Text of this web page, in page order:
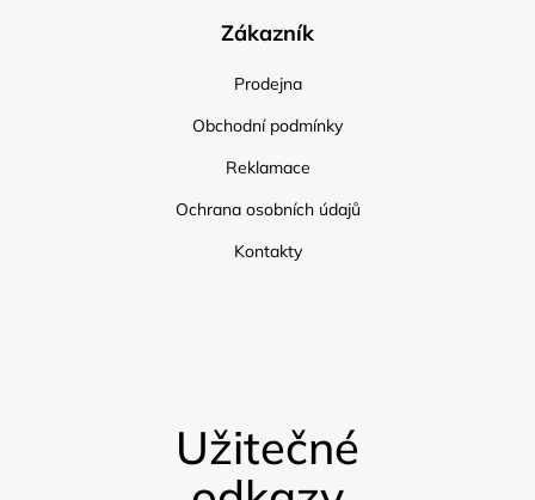
Zákazník
Prodejna
Obchodní podmínky
Reklamace
Ochrana osobních údajů
Kontakty
Užitečné